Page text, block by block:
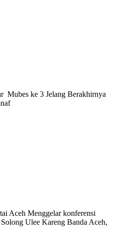
Mubes ke 3 Jelang Berakhirnya
Aceh Menggelar konferensi
Ulee Kareng Banda Aceh,